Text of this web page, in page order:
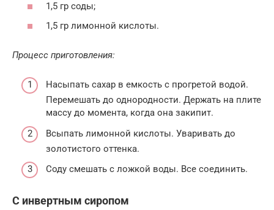
1,5 гр соды;
1,5 гр лимонной кислоты.
Процесс приготовления:
Насыпать сахар в емкость с прогретой водой.
Перемешать до однородности. Держать на плите
массу до момента, когда она закипит.
Всыпать лимонной кислоты. Уваривать до
золотистого оттенка.
Соду смешать с ложкой воды. Все соединить.
С инвертным сиропом